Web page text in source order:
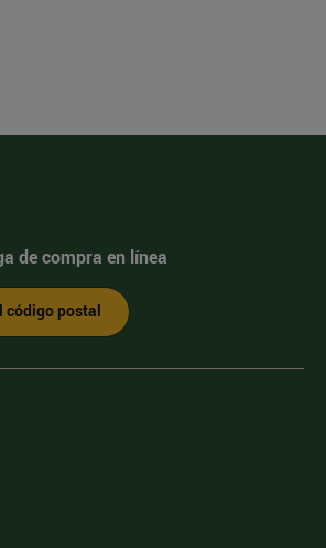
de compra en línea
código postal